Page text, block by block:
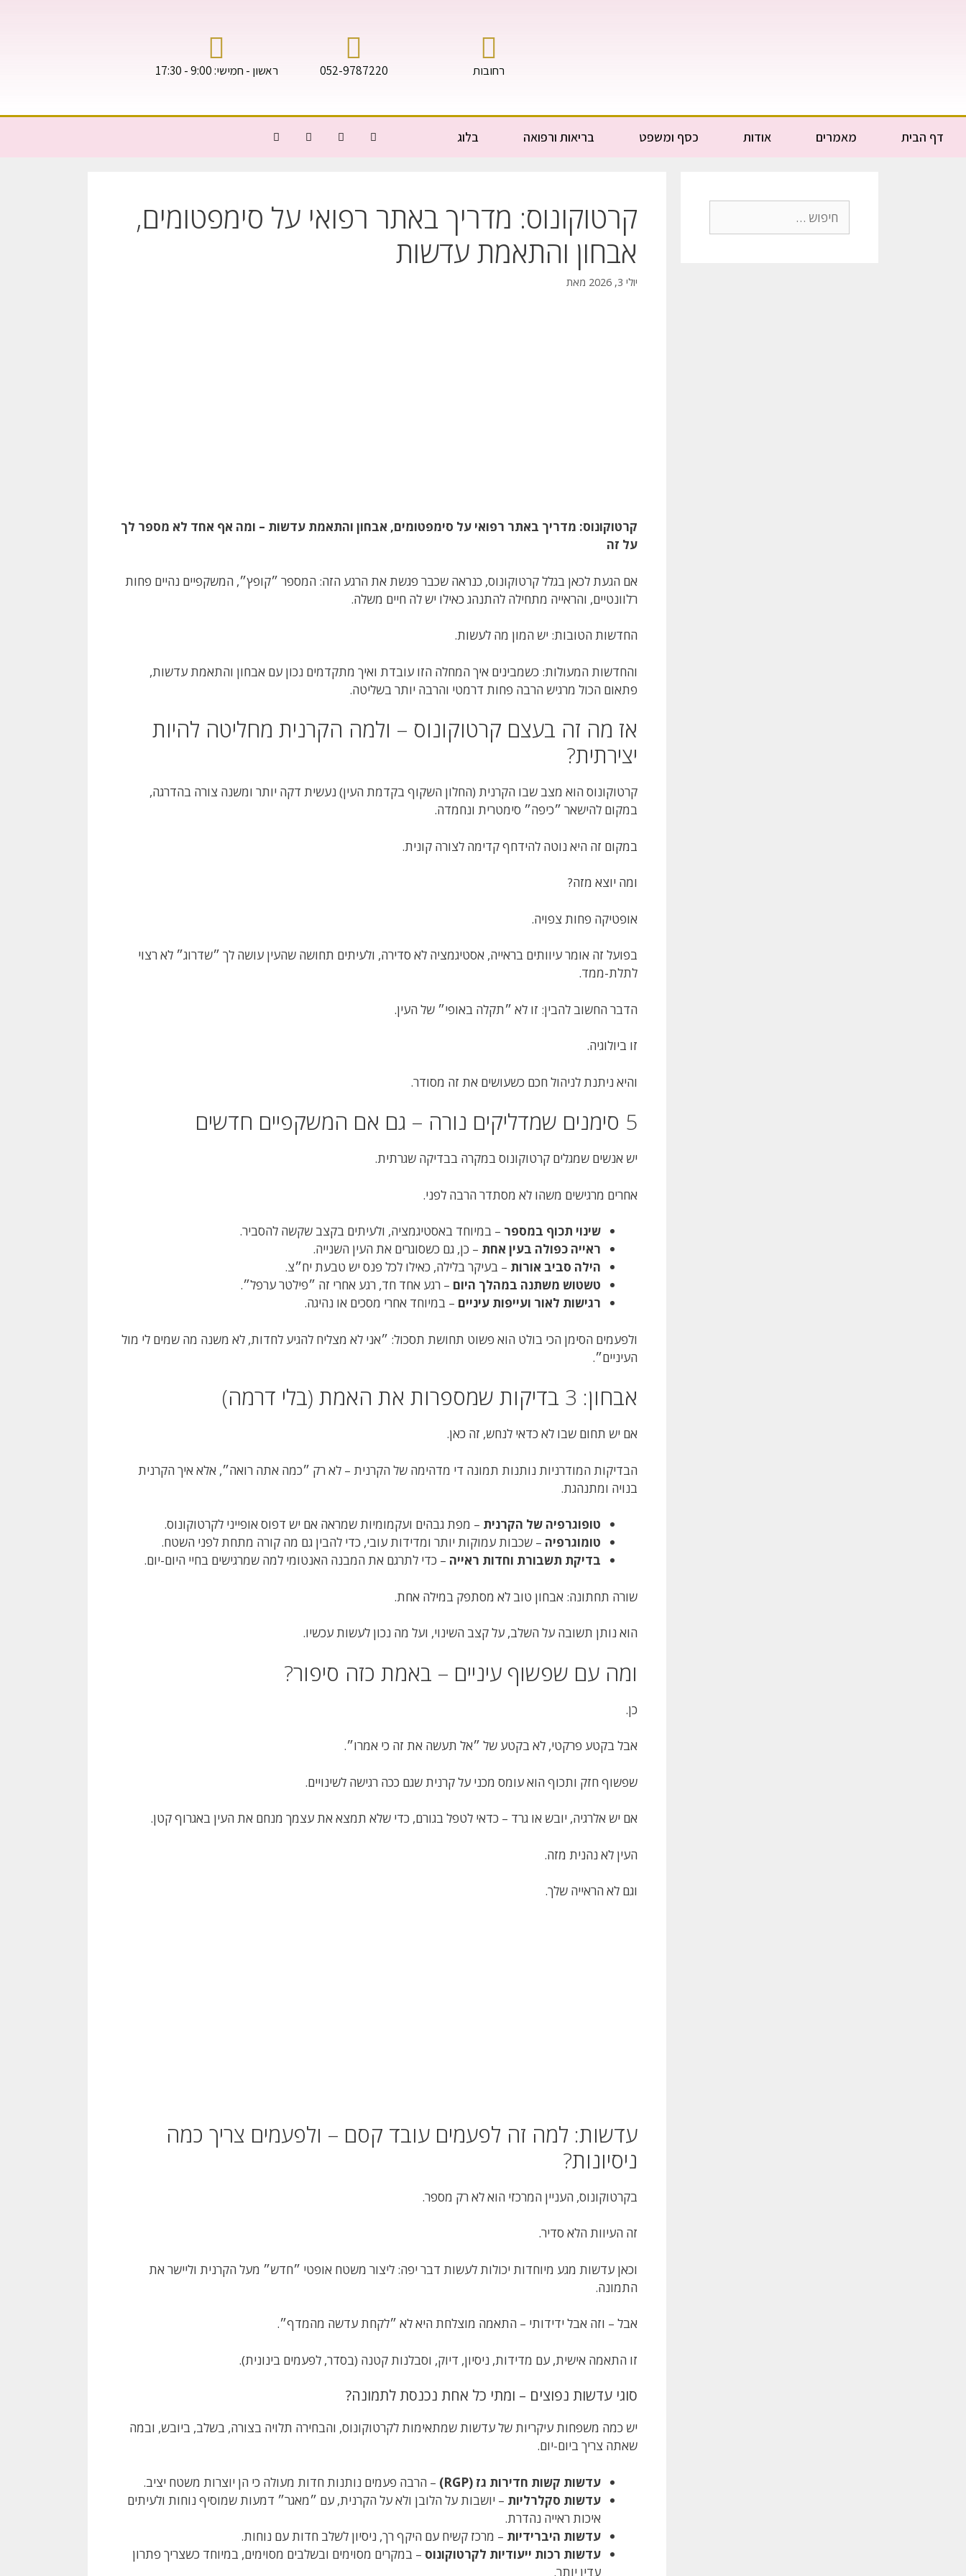
רחובות 052-9787220 ראשון - חמישי: 9:00 - 17:30
דף הבית מאמרים אודות כסף ומשפט בריאות ורפואה בלוג
קרטוקונוס: מדריך באתר רפואי על סימפטומים,
אבחון והתאמת עדשות
יולי 3, 2026 מאת
קרטוקונוס: מדריך באתר רפואי על סימפטומים, אבחון והתאמת עדשות – ומה אף אחד לא מספר לך
על זה
אם הגעת לכאן בגלל קרטוקונוס, כנראה שכבר פגשת את הרגע הזה: המספר ״קופץ״, המשקפיים נהיים פחות
רלוונטיים, והראייה מתחילה להתנהג כאילו יש לה חיים משלה.
החדשות הטובות: יש המון מה לעשות.
והחדשות המעולות: כשמבינים איך המחלה הזו עובדת ואיך מתקדמים נכון עם אבחון והתאמת עדשות,
פתאום הכול מרגיש הרבה פחות דרמטי והרבה יותר בשליטה.
אז מה זה בעצם קרטוקונוס – ולמה הקרנית מחליטה להיות
יצירתית?
קרטוקונוס הוא מצב שבו הקרנית (החלון השקוף בקדמת העין) נעשית דקה יותר ומשנה צורה בהדרגה,
במקום להישאר ״כיפה״ סימטרית ונחמדה.
במקום זה היא נוטה להידחף קדימה לצורה קונית.
ומה יוצא מזה?
אופטיקה פחות צפויה.
בפועל זה אומר עיוותים בראייה, אסטיגמציה לא סדירה, ולעיתים תחושה שהעין עושה לך ״שדרוג״ לא רצוי
לתלת-ממד.
הדבר החשוב להבין: זו לא ״תקלה באופי״ של העין.
זו ביולוגיה.
והיא ניתנת לניהול חכם כשעושים את זה מסודר.
5 סימנים שמדליקים נורה – גם אם המשקפיים חדשים
יש אנשים שמגלים קרטוקונוס במקרה בבדיקה שגרתית.
אחרים מרגישים משהו לא מסתדר הרבה לפני.
שינוי תכוף במספר – במיוחד באסטיגמציה, ולעיתים בקצב שקשה להסביר.
ראייה כפולה בעין אחת – כן, גם כשסוגרים את העין השנייה.
הילה סביב אורות – בעיקר בלילה, כאילו לכל פנס יש טבעת יח״צ.
טשטוש משתנה במהלך היום – רגע אחד חד, רגע אחרי זה ״פילטר ערפל״.
רגישות לאור ועייפות עיניים – במיוחד אחרי מסכים או נהיגה.
ולפעמים הסימן הכי בולט הוא פשוט תחושת תסכול: ״אני לא מצליח להגיע לחדות, לא משנה מה שמים לי מול
העיניים״.
אבחון: 3 בדיקות שמספרות את האמת (בלי דרמה)
אם יש תחום שבו לא כדאי לנחש, זה כאן.
הבדיקות המודרניות נותנות תמונה די מדהימה של הקרנית – לא רק ״כמה אתה רואה״, אלא איך הקרנית
בנויה ומתנהגת.
טופוגרפיה של הקרנית – מפת גבהים ועקמומיות שמראה אם יש דפוס אופייני לקרטוקונוס.
טומוגרפיה – שכבות עמוקות יותר ומדידות עובי, כדי להבין גם מה קורה מתחת לפני השטח.
בדיקת תשבורת וחדות ראייה – כדי לתרגם את המבנה האנטומי למה שמרגישים בחיי היום-יום.
שורה תחתונה: אבחון טוב לא מסתפק במילה אחת.
הוא נותן תשובה על השלב, על קצב השינוי, ועל מה נכון לעשות עכשיו.
ומה עם שפשוף עיניים – באמת כזה סיפור?
כן.
אבל בקטע פרקטי, לא בקטע של ״אל תעשה את זה כי אמרו״.
שפשוף חזק ותכוף הוא עומס מכני על קרנית שגם ככה רגישה לשינויים.
אם יש אלרגיה, יובש או גרד – כדאי לטפל בגורם, כדי שלא תמצא את עצמך מנחם את העין באגרוף קטן.
העין לא נהנית מזה.
וגם לא הראייה שלך.
עדשות: למה זה לפעמים עובד קסם – ולפעמים צריך כמה
ניסיונות?
בקרטוקונוס, העניין המרכזי הוא לא רק מספר.
זה העיוות הלא סדיר.
וכאן עדשות מגע מיוחדות יכולות לעשות דבר יפה: ליצור משטח אופטי ״חדש״ מעל הקרנית וליישר את
התמונה.
אבל – וזה אבל ידידותי – התאמה מוצלחת היא לא ״לקחת עדשה מהמדף״.
זו התאמה אישית, עם מדידות, ניסיון, דיוק, וסבלנות קטנה (בסדר, לפעמים בינונית).
סוגי עדשות נפוצים – ומתי כל אחת נכנסת לתמונה?
יש כמה משפחות עיקריות של עדשות שמתאימות לקרטוקונוס, והבחירה תלויה בצורה, בשלב, ביובש, ובמה
שאתה צריך ביום-יום.
עדשות קשות חדירות גז (RGP)
– הרבה פעמים נותנות חדות מעולה כי הן יוצרות משטח יציב.
עדשות סקלרליות – יושבות על הלובן ולא על הקרנית, עם ״מאגר״ דמעות שמוסיף נוחות ולעיתים
איכות ראייה נהדרת.
עדשות היברידיות – מרכז קשיח עם היקף רך, ניסיון לשלב חדות עם נוחות.
עדשות רכות ייעודיות לקרטוקונוס – במקרים מסוימים ובשלבים מסוימים, במיוחד כשצריך פתרון
עדין יותר.